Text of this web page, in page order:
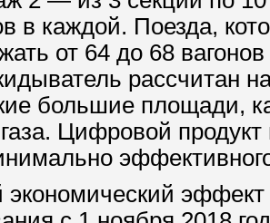
в каждой. Поезда,
от 64 до 68
рассчитан
большие площади,
Цифровой